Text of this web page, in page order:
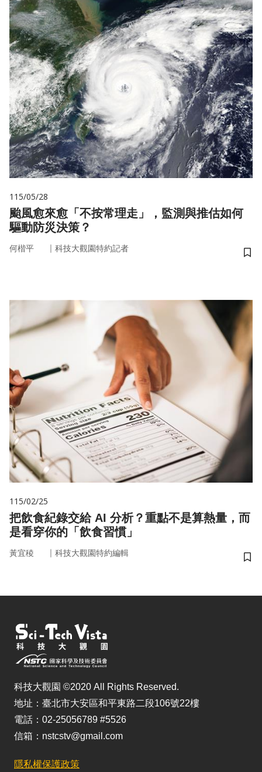
115/05/28
颱風愈來愈「不按常理走」，監測與推估如何
驅動防災決策？
何楷平 ｜ 科技大觀園特約記者
儲
115/02/25
把飲食紀錄交給 AI 分析？重點不是算熱量，而
是看穿你的「飲食習慣」
黃宜稜 ｜ 科技大觀園特約編輯
儲
科技大觀園 ©2020 All Rights Reserved.
地址：臺北市大安區和平東路二段106號22樓
電話：02-25056789 #5526
信箱：nstcstv@gmail.com
隱私權保護政策